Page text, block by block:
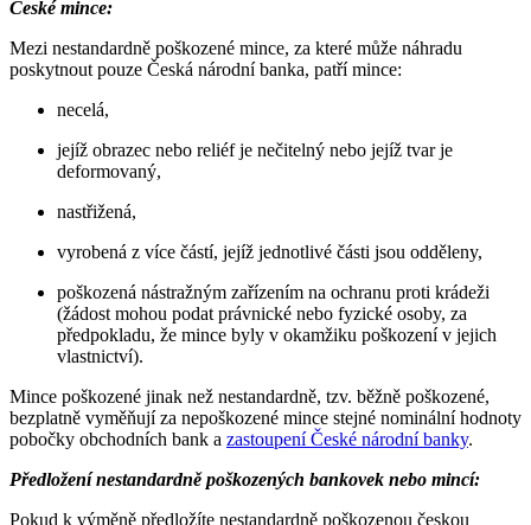
České mince:
Mezi nestandardně poškozené mince, za které může náhradu
poskytnout pouze Česká národní banka, patří mince:
necelá,
jejíž obrazec nebo reliéf je nečitelný nebo jejíž tvar je
deformovaný,
nastřižená,
vyrobená z více částí, jejíž jednotlivé části jsou odděleny,
poškozená nástražným zařízením na ochranu proti krádeži
(žádost mohou podat právnické nebo fyzické osoby, za
předpokladu, že mince byly v okamžiku poškození v jejich
vlastnictví).
Mince poškozené jinak než nestandardně, tzv. běžně poškozené,
bezplatně vyměňují za nepoškozené mince stejné nominální hodnoty
pobočky obchodních bank a zastoupení České národní banky.
Předložení nestandardně poškozených bankovek nebo mincí:
Pokud k výměně předložíte nestandardně poškozenou českou